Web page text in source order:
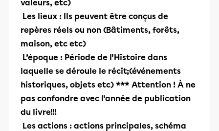
valeurs, etc)
Les lieux : Ils peuvent être conçus de
repères réels ou non (Bâtiments, forêts,
maison, etc etc)
L’époque : Période de l'Histoire dans
laquelle se déroule le récit;(événements
historiques, objets etc) *** Attention ! À ne
pas confondre avec l'année de publication
du livre!!!
Les actions : actions principales, schéma